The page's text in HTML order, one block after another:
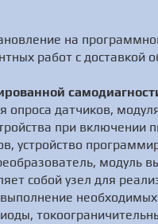
на
работ с доставкой
опроса датчиков,
при включении
устройство
модуль
собой узел для